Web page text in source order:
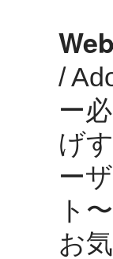
/
ー
げ
ー
ト
お